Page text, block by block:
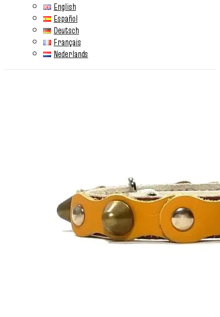
English
Español
Deutsch
Français
Nederlands